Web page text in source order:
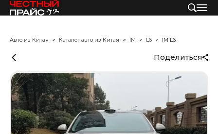
Авто из Китая Каталог авто из Китая IM L6 IM L6
Поделиться